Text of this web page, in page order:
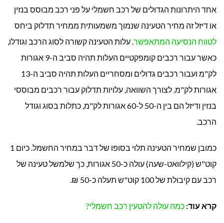
אחד היתרונות הגדולים של רכב חשמלי על פני רכב מבוסס בנזין
או דיזל זה מחיר הטעינה שנמוך משמעותית ממחיר תדלוק ביחס
לטווח הנסיעה המתאפשר. עלות הטעינה קשורה לסוג הרכב וגודלו,
כאשר עבור רכבים קומפקטיים העלות תהיה סביב ה-9 אגורות
לק"מ ועבור רכבים גדולים ומסחריים העלות תהיה סביב ה-13
אגורות לק"מ. לצורך השוואה, עלויות תדלוק עבור רכבים מבוססי
בנזין ודיזל הם בין ה-50 ל-60 אגורות לק"מ, כתלות בסוג וגודל
הרכב.
כמובן שמחיר הטעינה תלוי בסופו של דבר במחיר החשמל. כיום 1
קוט"ש (קילוואט-שעה) עולה כ-50 אגורות, כך שלמשל טעינה של
רכב עם קיבולת של 100 קוט"ש תעלה כ-50 ₪.
קרא עוד: כמה עולה להטעין רכב חשמלי?